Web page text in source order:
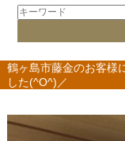
鶴ヶ島市藤金のお客様
した(^O^)／